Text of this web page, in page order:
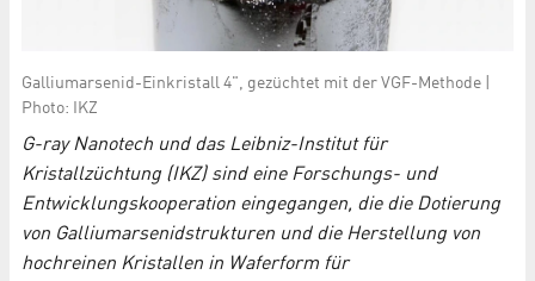
Galliumarsenid-Einkristall 4", gezüchtet mit der VGF-Methode |
Photo: IKZ
G-ray Nanotech und das Leibniz-Institut für
Kristallzüchtung (IKZ) sind eine Forschungs- und
Entwicklungskooperation eingegangen, die die Dotierung
von Galliumarsenidstrukturen und die Herstellung von
hochreinen Kristallen in Waferform für